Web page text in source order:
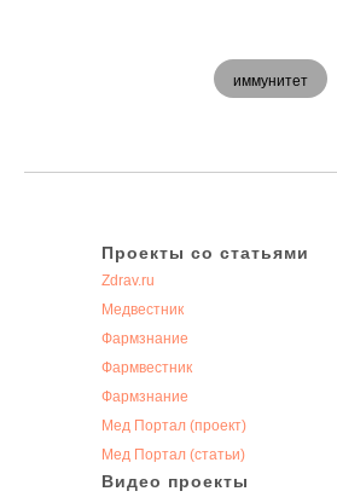
иммунитет
Проекты со статьями
Zdrav.ru
Медвестник
Фармзнание
Фармвестник
Фармзнание
Мед Портал (проект)
Мед Портал (статьи)
Видео проекты